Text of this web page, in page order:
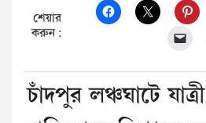
শেয়ার
করুন:
চাঁদপুর লঞ্চঘাটে